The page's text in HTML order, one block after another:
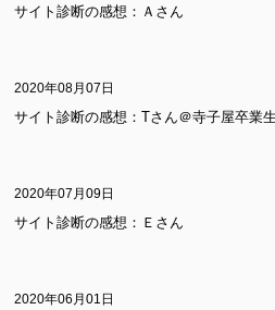
サイト診断の感想：Ａさん
2020年08月07日
サイト診断の感想：Tさん＠寺子屋卒業生
2020年07月09日
サイト診断の感想：Ｅさん
2020年06月01日